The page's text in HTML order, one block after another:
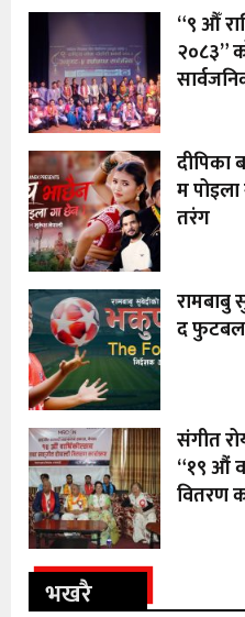
“९ औँ
२०८३”
दीपिका
म
तरंग
रामबाबु
द
संगीत
“१९ औं
वितरण
भखरै